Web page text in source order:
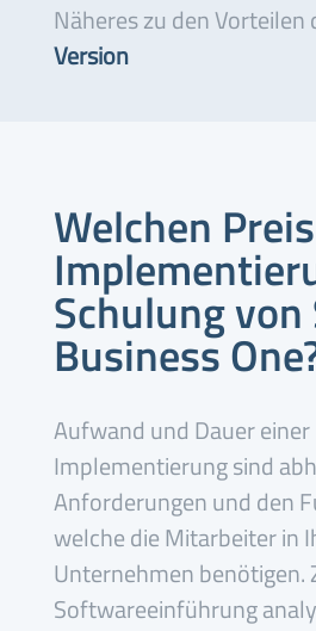
Näheres zu den
Version
Welchen
Schulung von
Business
Aufwand und Dauer einer
Implementierung sind
Anforderungen und den
welche die Mitarbeiter in
Unternehmen benötigen.
Softwareeinführung